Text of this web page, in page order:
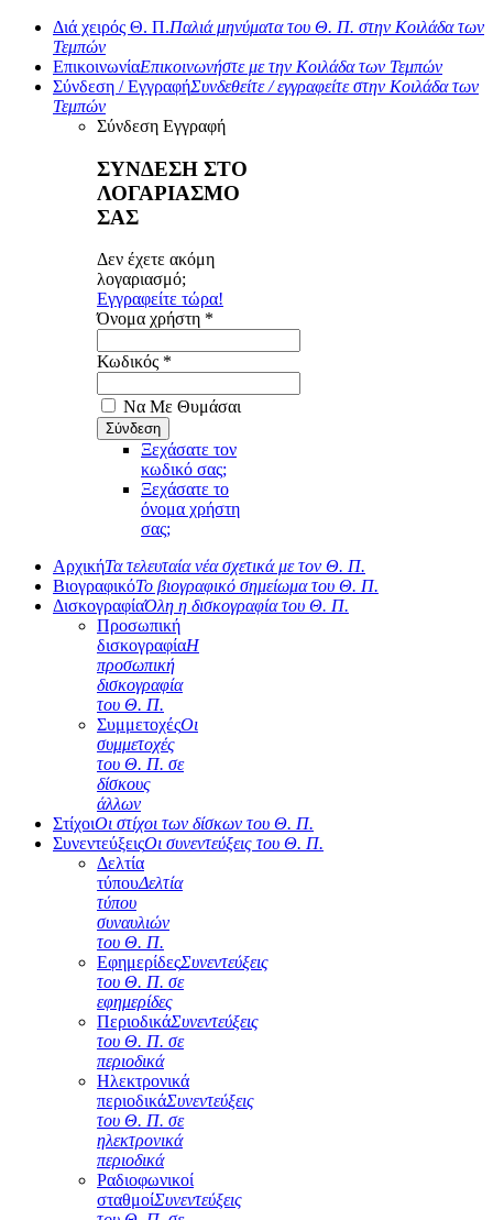
Διά χειρός Θ. Π.Παλιά μηνύματα του Θ. Π. στην Κοιλάδα των
Τεμπών
ΕπικοινωνίαΕπικοινωνήστε με την Κοιλάδα των Τεμπών
Σύνδεση / ΕγγραφήΣυνδεθείτε / εγγραφείτε στην Κοιλάδα των
Τεμπών
Σύνδεση Εγγραφή
ΣΥΝΔΕΣΗ ΣΤΟ
ΛΟΓΑΡΙΑΣΜΟ
ΣΑΣ
Δεν έχετε ακόμη
λογαριασμό;
Εγγραφείτε τώρα!
Όνομα χρήστη *
Κωδικός *
Να Με Θυμάσαι
Ξεχάσατε τον
κωδικό σας;
Ξεχάσατε το
όνομα χρήστη
σας;
ΑρχικήΤα τελευταία νέα σχετικά με τον Θ. Π.
ΒιογραφικόΤο βιογραφικό σημείωμα του Θ. Π.
ΔισκογραφίαΌλη η δισκογραφία του Θ. Π.
Προσωπική
δισκογραφίαΗ
προσωπική
δισκογραφία
του Θ. Π.
ΣυμμετοχέςΟι
συμμετοχές
του Θ. Π. σε
δίσκους
άλλων
ΣτίχοιΟι στίχοι των δίσκων του Θ. Π.
ΣυνεντεύξειςΟι συνεντεύξεις του Θ. Π.
Δελτία
τύπουΔελτία
τύπου
συναυλιών
του Θ. Π.
ΕφημερίδεςΣυνεντεύξεις
του Θ. Π. σε
εφημερίδες
ΠεριοδικάΣυνεντεύξεις
του Θ. Π. σε
περιοδικά
Ηλεκτρονικά
περιοδικάΣυνεντεύξεις
του Θ. Π. σε
ηλεκτρονικά
περιοδικά
Ραδιοφωνικοί
σταθμοίΣυνεντεύξεις